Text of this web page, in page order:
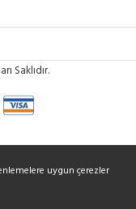
Saklıdır.
uygun çerezler